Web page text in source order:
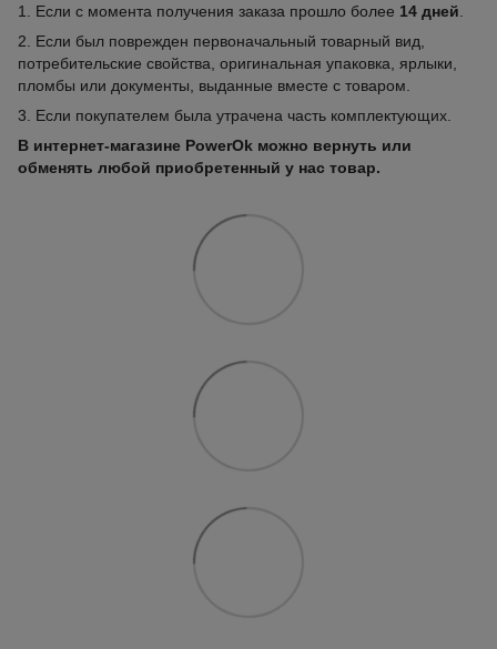
1. Если с момента получения заказа прошло более 14 дней
2. Если был поврежден первоначальный товарный вид,
потребительские свойства, оригинальная упаковка, ярлыки,
пломбы или документы, выданные вместе с товаром.
3. Если покупателем была утрачена часть комплектующих.
В интернет-магазине PowerOk можно вернуть или
обменять любой приобретенный у нас товар.